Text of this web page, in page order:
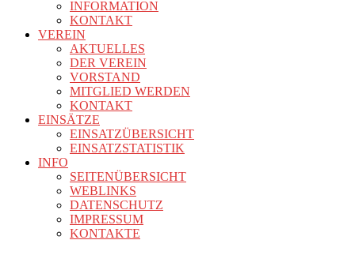
INFORMATION
KONTAKT
VEREIN
AKTUELLES
DER VEREIN
VORSTAND
MITGLIED WERDEN
KONTAKT
EINSÄTZE
EINSATZÜBERSICHT
EINSATZSTATISTIK
INFO
SEITENÜBERSICHT
WEBLINKS
DATENSCHUTZ
IMPRESSUM
KONTAKTE